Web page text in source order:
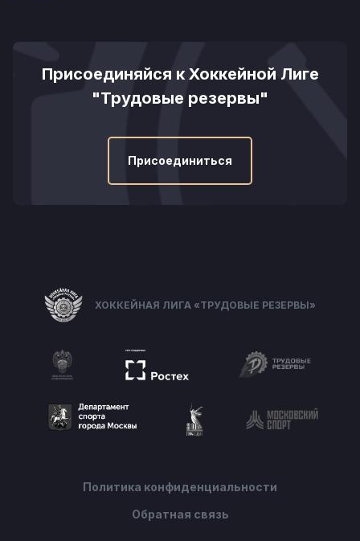
Присоединяйся к Хоккейной Лиге
"Трудовые резервы"
Присоединиться
ХОККЕЙНАЯ ЛИГА «ТРУДОВЫЕ РЕЗЕРВЫ»
Политика конфиденциальности
Обратная связь